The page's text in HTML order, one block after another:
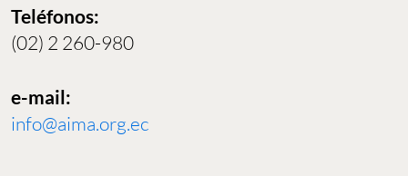
Teléfonos:
(02) 2 260-980
e-mail:
info@aima.org.ec